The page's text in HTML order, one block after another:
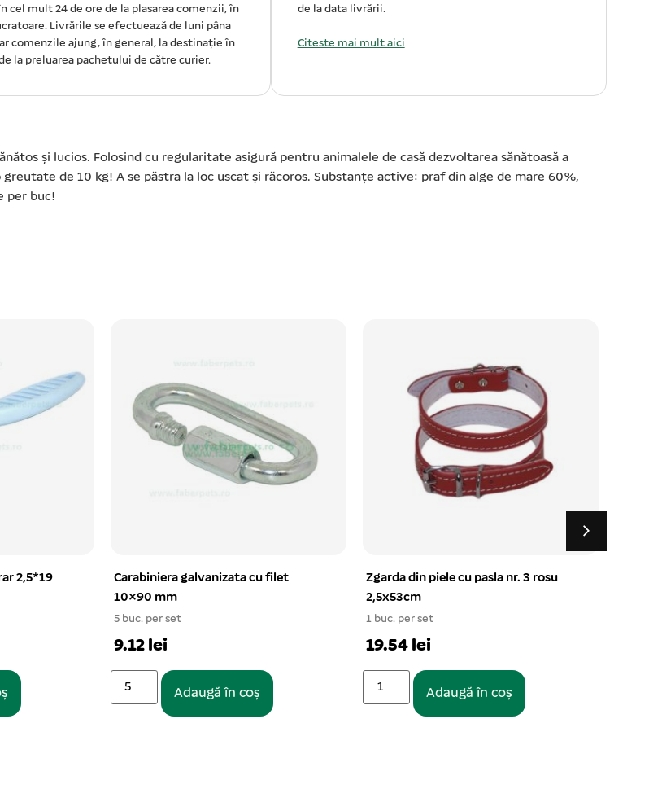
cel mult 24 de ore de la plasarea comenzii, în
Livrările se efectuează de luni pâna
comenzile ajung, în general, la destinație în
la preluarea pachetului de către curier.
de la data livrării.
Citeste mai mult aici
și lucios. Folosind cu regularitate asigură pentru animalele de casă dezvoltarea sănătoasă a
de 10 kg! A se păstra la loc uscat și răcoros. Substanțe active: praf din alge de mare 60%,
per buc!
2,5*19
Carabiniera galvanizata cu filet
10×90 mm
5 buc. per set
9.12 lei
Adaugă în coș
Zgarda din piele cu pasla nr. 3 rosu
2,5x53cm
1 buc. per set
19.54 lei
Adaugă în coș